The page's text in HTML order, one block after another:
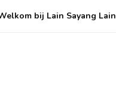
bij Lain Sayang Lain